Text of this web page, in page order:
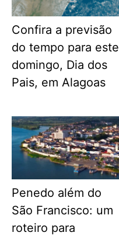
Confira a previsão
do tempo para este
domingo, Dia dos
Pais, em Alagoas
Penedo além do
São Francisco: um
roteiro para